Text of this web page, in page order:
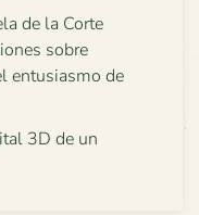
de la Corte
sobre
entusiasmo de
3D de un